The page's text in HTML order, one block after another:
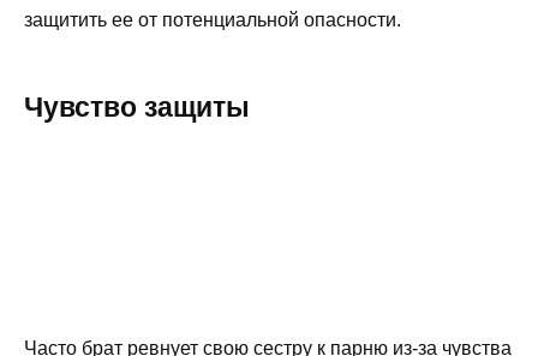
защитить ее от потенциальной опасности.
Чувство защиты
Часто брат ревнует свою сестру к парню из-за чувства